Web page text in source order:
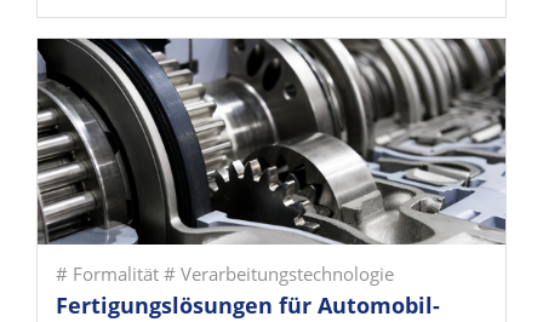
aufrechterhält und wie
Präzisionsbearbeitungstechniken die
Bauteilqualität sicherstellen.
# Formalität # Verarbeitungstechnologie
Fertigungslösungen für Automobil-